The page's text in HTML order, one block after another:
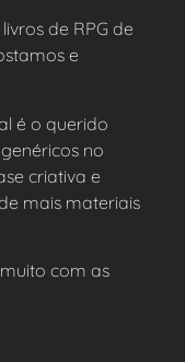
de RPG de
e
é o querido
no
criativa e
mais materiais
com as